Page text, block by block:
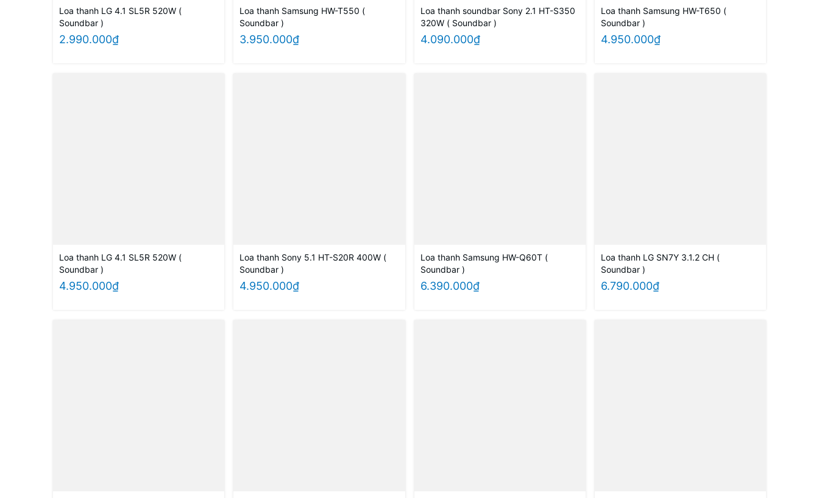
Loa thanh LG 4.1 SL5R 520W (
Soundbar )
2.990.000₫
Loa thanh Samsung HW-T550 (
Soundbar )
3.950.000₫
Loa thanh soundbar Sony 2.1 HT-S350
320W ( Soundbar )
4.090.000₫
Loa thanh Samsung HW-T650 (
Soundbar )
4.950.000₫
Loa thanh LG 4.1 SL5R 520W (
Soundbar )
4.950.000₫
Loa thanh Sony 5.1 HT-S20R 400W (
Soundbar )
4.950.000₫
Loa thanh Samsung HW-Q60T (
Soundbar )
6.390.000₫
Loa thanh LG SN7Y 3.1.2 CH (
Soundbar )
6.790.000₫